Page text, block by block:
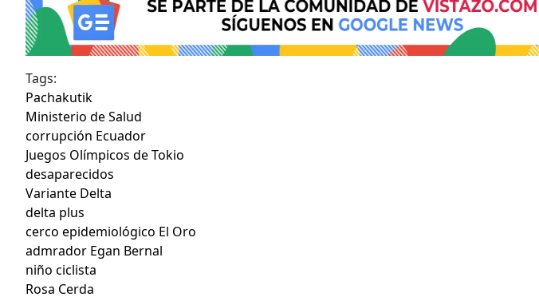
Tags:
Pachakutik
Ministerio de Salud
corrupción Ecuador
Juegos Olímpicos de Tokio
desaparecidos
Variante Delta
delta plus
cerco epidemiológico El Oro
admrador Egan Bernal
niño ciclista
Rosa Cerda